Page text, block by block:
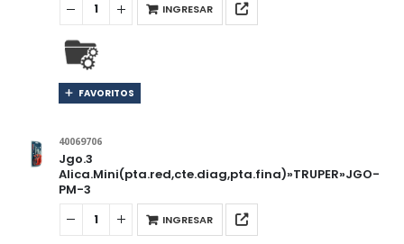
INGRESAR
FAVORITOS
40069706
Jgo.3
Alica.Mini(pta.red,cte.diag,pta.fina)»TRUPER»JGO-
PM-3
INGRESAR